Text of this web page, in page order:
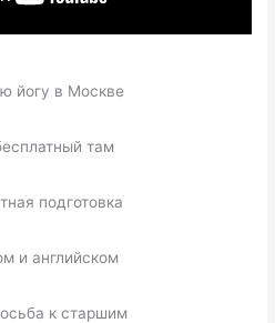
йогу в Москве
там
подготовка
и английском
к старшим